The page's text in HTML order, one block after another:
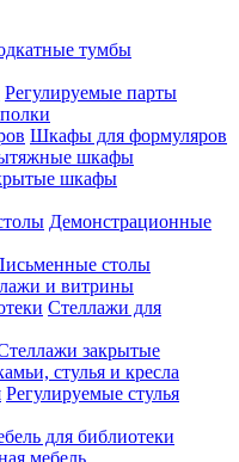
тумбы
Регулируемые парты
Шкафы для формуляров
шкафы
шкафы
Демонстрационные
столы
и витрины
Стеллажи для
закрытые
стулья и кресла
Регулируемые стулья
для библиотеки